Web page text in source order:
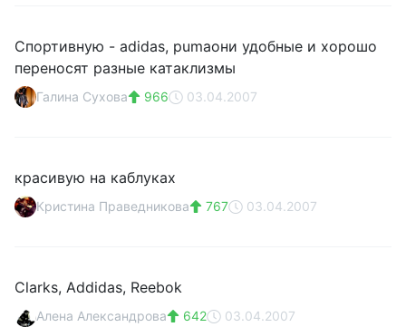
Спортивную - adidas, pumaони удобные и хорошо
переносят разные катаклизмы
Галина Cухова 966 03.04.2007
красивую на каблуках
Кристина Праведникова 767 03.04.2007
Clarks, Addidas, Reebok
Алена Александрова 642 03.04.2007